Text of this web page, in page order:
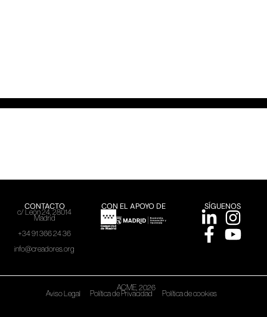
CONTACTO
c/ León 24, 28014
Madrid
+34 91 366 24 36
info@creadores.org
CON EL APOYO DE SÍGUENOS
ACME, 2026
Aviso Legal Política de Privacidad Política de cookies